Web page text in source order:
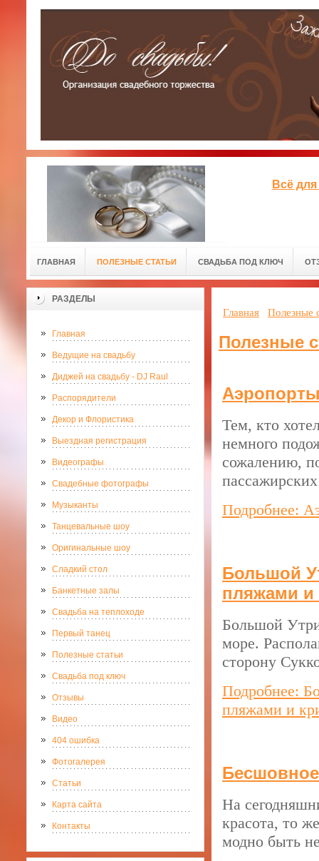
Всё
ГЛАВНАЯ ПОЛЕЗНЫЕ СТАТЬИ СВАДЬБА ПОД КЛЮЧ
РАЗДЕЛЫ
Главная
Ведущие на свадьбу
Диджей на свадьбу - DJ Raul
Распорядители
Декор и Флористика
Выездная регистрация
Видеографы
Свадебные фотографы
Музыканты
Танцевальные шоу
Оригинальные шоу
Сладкий стол
Банкетные залы
Свадьба на теплоходе
Первый танец
Полезные статьи
Свадьба под ключ
Отзывы
Видео
404 ошибка
Фотогалерея
Статьи
Карта сайта
Контакты
Главная Полезные
Полезные
Тем, кто
немного
сожалению,
Подробнее:
Большой
пляжами и
Большой
море.
сторону
Подробнее:
пляжами и
На
красота, то
модно быть